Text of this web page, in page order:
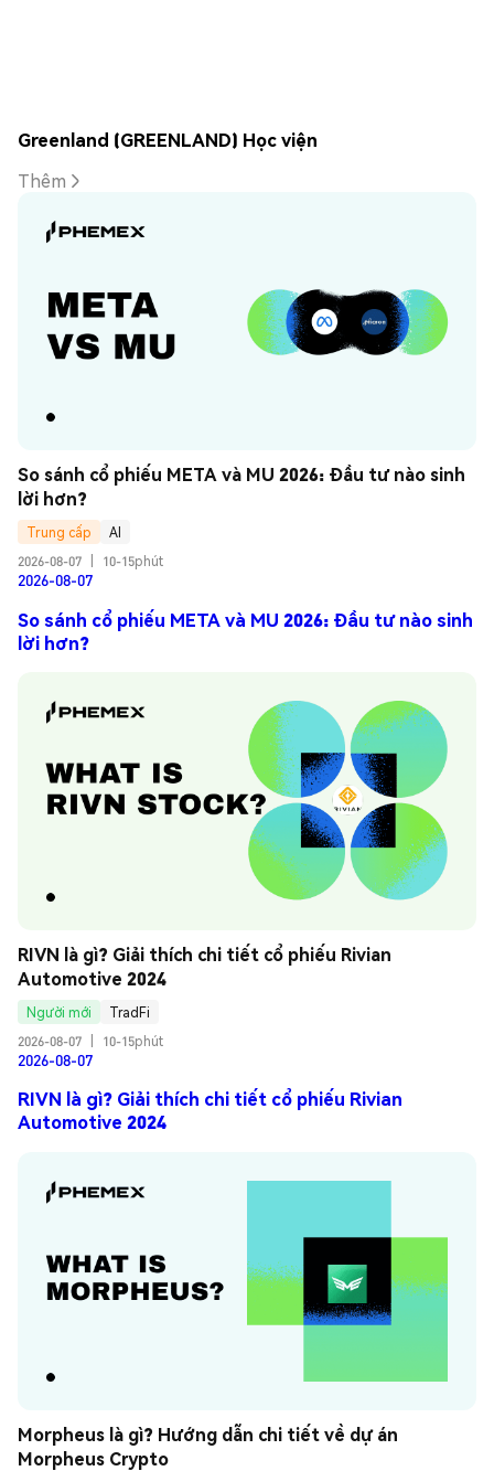
Greenland (GREENLAND) Học viện
Thêm
So sánh cổ phiếu META và MU 2026: Đầu tư nào sinh
lời hơn?
Trung cấp
AI
2026-08-07
10-15phút
2026-08-07
So sánh cổ phiếu META và MU 2026: Đầu tư nào sinh
lời hơn?
RIVN là gì? Giải thích chi tiết cổ phiếu Rivian
Automotive 2024
Người mới
TradFi
2026-08-07
10-15phút
2026-08-07
RIVN là gì? Giải thích chi tiết cổ phiếu Rivian
Automotive 2024
Morpheus là gì? Hướng dẫn chi tiết về dự án
Morpheus Crypto